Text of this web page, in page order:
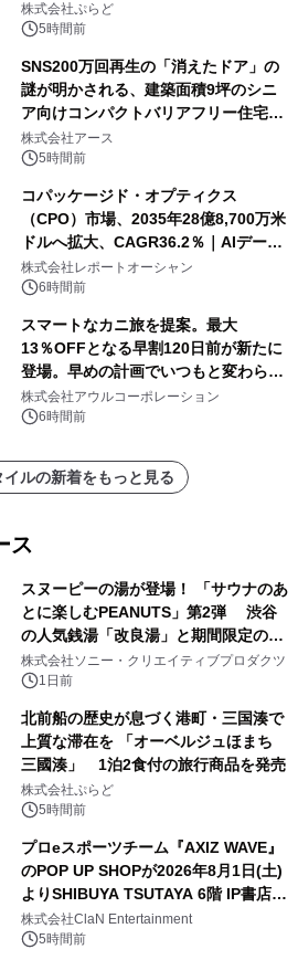
株式会社ぷらど
5時間前
SNS200万回再生の「消えたドア」の
謎が明かされる、建築面積9坪のシニ
ア向けコンパクトバリアフリー住宅が
誕生
株式会社アース
5時間前
コパッケージド・オプティクス
（CPO）市場、2035年28億8,700万米
ドルへ拡大、CAGR36.2％｜AIデータ
センター・高速光通信需要が成長を加
速
株式会社レポートオーシャン
6時間前
スマートなカニ旅を提案。最大
13％OFFとなる早割120日前が新たに
登場。早めの計画でいつもと変わらぬ
大人の冬旅を。ー夕日ヶ浦温泉「佳松
苑 別邸ふうか」ー
株式会社アウルコーポレーション
6時間前
イルの新着をもっと見る
ス
スヌーピーの湯が登場！ 「サウナのあ
とに楽しむPEANUTS」第2弾 渋谷
の人気銭湯「改良湯」と期間限定のコ
ラボレーション サウナイキタイコラ
ボグッズも発売決定！
株式会社ソニー・クリエイティブプロダクツ
1日前
北前船の歴史が息づく港町・三国湊で
上質な滞在を 「オーベルジュほまち
三國湊」 1泊2食付の旅行商品を発売
株式会社ぷらど
5時間前
プロeスポーツチーム『AXIZ WAVE』
のPOP UP SHOPが2026年8月1日(土)
よりSHIBUYA TSUTAYA 6階 IP書店で
開催決定！！
株式会社ClaN Entertainment
5時間前